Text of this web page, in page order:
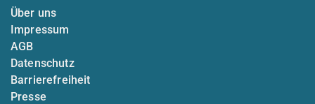
Über uns
Impressum
AGB
Datenschutz
Barrierefreiheit
Presse